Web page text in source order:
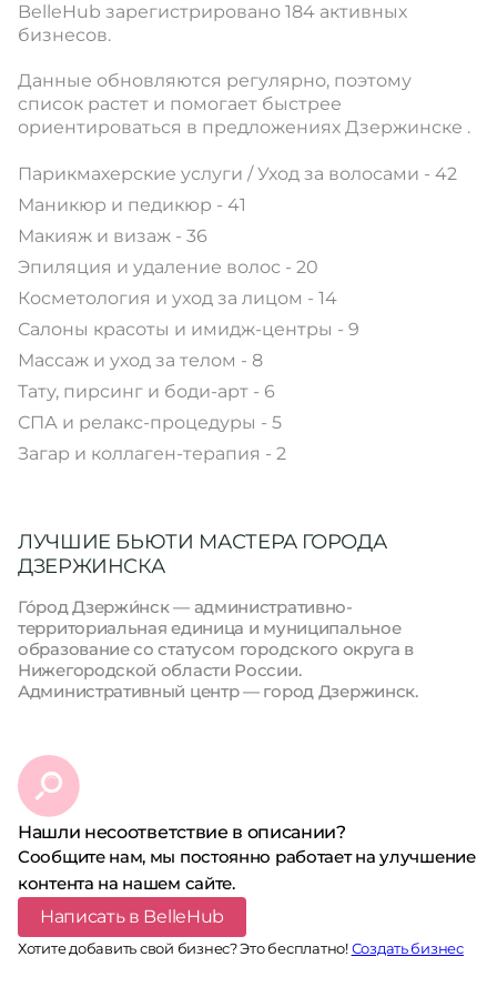
BelleHub зарегистрировано 184 активных
бизнесов.
Данные обновляются регулярно, поэтому
список растет и помогает быстрее
ориентироваться в предложениях Дзержинске .
Парикмахерские услуги / Уход за волосами - 42
Маникюр и педикюр - 41
Макияж и визаж - 36
Эпиляция и удаление волос - 20
Косметология и уход за лицом - 14
Салоны красоты и имидж-центры - 9
Массаж и уход за телом - 8
Тату, пирсинг и боди-арт - 6
СПА и релакс-процедуры - 5
Загар и коллаген-терапия - 2
ЛУЧШИЕ БЬЮТИ МАСТЕРА ГОРОДА
ДЗЕРЖИНСКА
Го́род Дзержи́нск — административно-
территориальная единица и муниципальное
образование со статусом городского округа в
Нижегородской области России.
Административный центр — город Дзержинск.
Нашли несоответствие в описании?
Сообщите нам, мы постоянно работает на улучшение
контента на нашем сайте.
Написать в BelleHub
Хотите добавить свой бизнес? Это бесплатно!Создать бизнес